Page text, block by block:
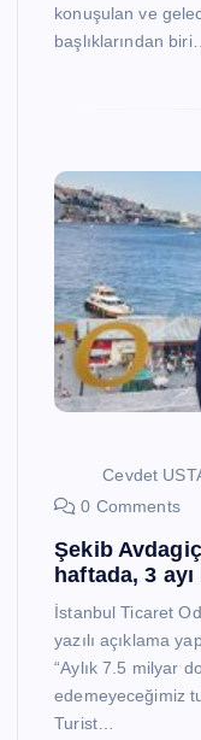
konuşulan ve
başlıklarından biri…
Cevdet
0 Comments
Şekib
haftada, 3
İstanbul Ticaret
yazılı açıklama
“Aylık 7.5 milyar
edemeyeceğimiz
Turist…